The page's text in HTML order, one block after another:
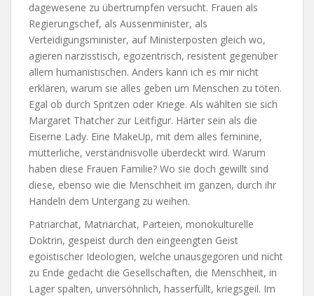
dagewesene zu übertrumpfen versucht. Frauen als
Regierungschef, als Aussenminister, als
Verteidigungsminister, auf Ministerposten gleich wo,
agieren narzisstisch, egozentrisch, resistent gegenüber
allem humanistischen. Anders kann ich es mir nicht
erklären, warum sie alles geben um Menschen zu töten.
Egal ob durch Spritzen oder Kriege. Als wählten sie sich
Margaret Thatcher zur Leitfigur. Härter sein als die
Eiserne Lady. Eine MakeUp, mit dem alles feminine,
mütterliche, verständnisvolle überdeckt wird. Warum
haben diese Frauen Familie? Wo sie doch gewillt sind
diese, ebenso wie die Menschheit im ganzen, durch ihr
Handeln dem Untergang zu weihen.
Patriarchat, Matriarchat, Parteien, monokulturelle
Doktrin, gespeist durch den eingeengten Geist
egoistischer Ideologien, welche unausgegoren und nicht
zu Ende gedacht die Gesellschaften, die Menschheit, in
Lager spalten, unversöhnlich, hasserfüllt, kriegsgeil. Im